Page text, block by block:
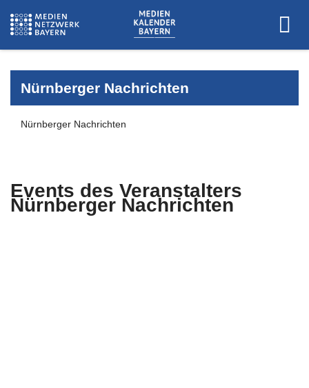
Nürnberger Nachrichten
Nürnberger Nachrichten
Events des Veranstalters
Nürnberger Nachrichten